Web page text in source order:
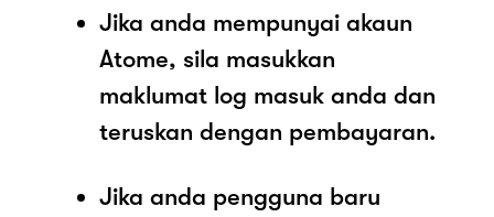
Jika anda mempunyai akaun
Atome, sila masukkan
maklumat log masuk anda dan
teruskan dengan pembayaran.
Jika anda pengguna baru